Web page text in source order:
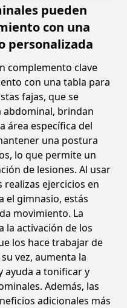
pueden
con una
personalizada
complemento clave
con una tabla para
fajas, que se
abdominal, brindan
área específica del
una postura
lo que permite un
de lesiones. Al usar
ejercicios en
el gimnasio, estás
movimiento. La
la activación de los
los hace trabajar de
vez, aumenta la
ayuda a tonificar y
Además, las
adicionales más